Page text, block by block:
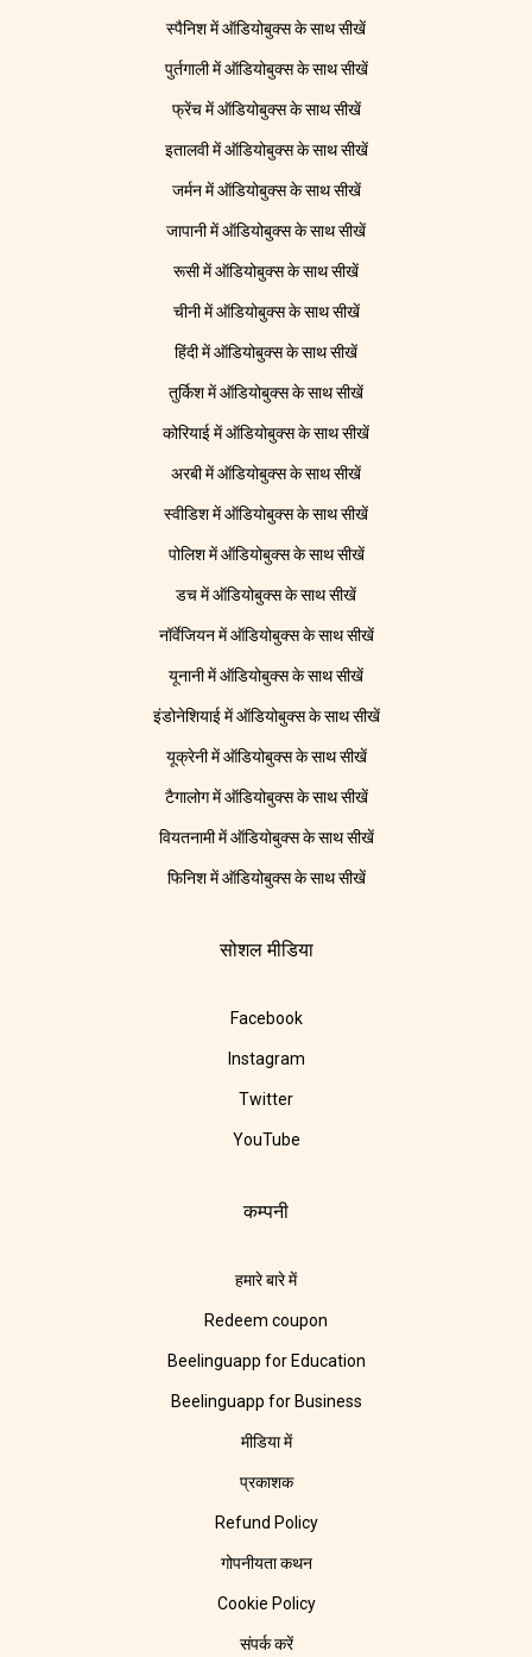
स्पैनिश में ऑडियोबुक्स के साथ सीखें
पुर्तगाली में ऑडियोबुक्स के साथ सीखें
फ्रेंच में ऑडियोबुक्स के साथ सीखें
इतालवी में ऑडियोबुक्स के साथ सीखें
जर्मन में ऑडियोबुक्स के साथ सीखें
जापानी में ऑडियोबुक्स के साथ सीखें
रूसी में ऑडियोबुक्स के साथ सीखें
चीनी में ऑडियोबुक्स के साथ सीखें
हिंदी में ऑडियोबुक्स के साथ सीखें
तुर्किश में ऑडियोबुक्स के साथ सीखें
कोरियाई में ऑडियोबुक्स के साथ सीखें
अरबी में ऑडियोबुक्स के साथ सीखें
स्वीडिश में ऑडियोबुक्स के साथ सीखें
पोलिश में ऑडियोबुक्स के साथ सीखें
डच में ऑडियोबुक्स के साथ सीखें
नॉर्वेजियन में ऑडियोबुक्स के साथ सीखें
यूनानी में ऑडियोबुक्स के साथ सीखें
इंडोनेशियाई में ऑडियोबुक्स के साथ सीखें
यूक्रेनी में ऑडियोबुक्स के साथ सीखें
टैगालोग में ऑडियोबुक्स के साथ सीखें
वियतनामी में ऑडियोबुक्स के साथ सीखें
फिनिश में ऑडियोबुक्स के साथ सीखें
सोशल मीडिया
Facebook
Instagram
Twitter
YouTube
कम्पनी
हमारे बारे में
Redeem coupon
Beelinguapp for Education
Beelinguapp for Business
मीडिया में
प्रकाशक
Refund Policy
गोपनीयता कथन
Cookie Policy
संपर्क करें